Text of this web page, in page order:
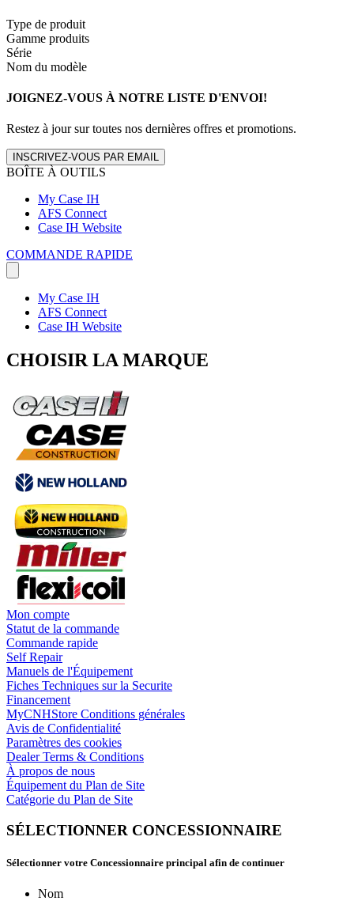
Type de produit
Gamme produits
Série
Nom du modèle
JOIGNEZ-VOUS À NOTRE LISTE D'ENVOI!
Restez à jour sur toutes nos dernières offres et promotions.
INSCRIVEZ-VOUS PAR EMAIL
BOÎTE À OUTILS
My Case IH
AFS Connect
Case IH Website
COMMANDE RAPIDE
My Case IH
AFS Connect
Case IH Website
CHOISIR LA MARQUE
Mon compte
Statut de la commande
Commande rapide
Self Repair
Manuels de l'Équipement
Fiches Techniques sur la Securite
Financement
MyCNHStore Conditions générales
Avis de Confidentialité
Paramètres des cookies
Dealer Terms & Conditions
À propos de nous
Équipement du Plan de Site
Catégorie du Plan de Site
SÉLECTIONNER CONCESSIONNAIRE
Sélectionner votre Concessionnaire principal afin de continuer
Nom